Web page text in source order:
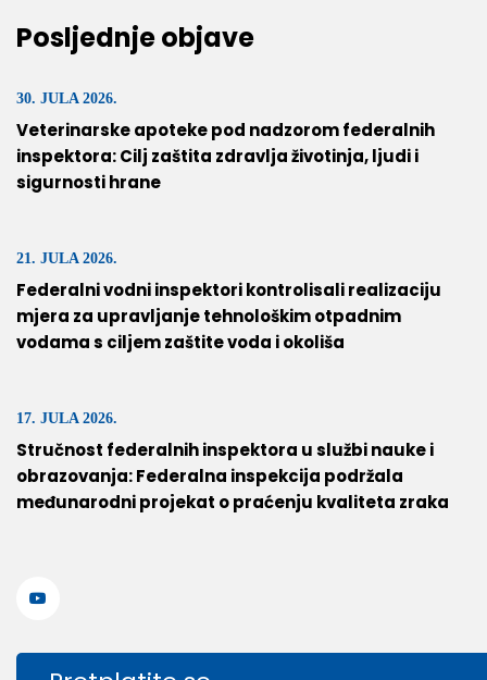
Posljednje objave
30. JULA 2026.
Veterinarske apoteke pod nadzorom federalnih
inspektora: Cilj zaštita zdravlja životinja, ljudi i
sigurnosti hrane
21. JULA 2026.
Federalni vodni inspektori kontrolisali realizaciju
mjera za upravljanje tehnološkim otpadnim
vodama s ciljem zaštite voda i okoliša
17. JULA 2026.
Stručnost federalnih inspektora u službi nauke i
obrazovanja: Federalna inspekcija podržala
međunarodni projekat o praćenju kvaliteta zraka